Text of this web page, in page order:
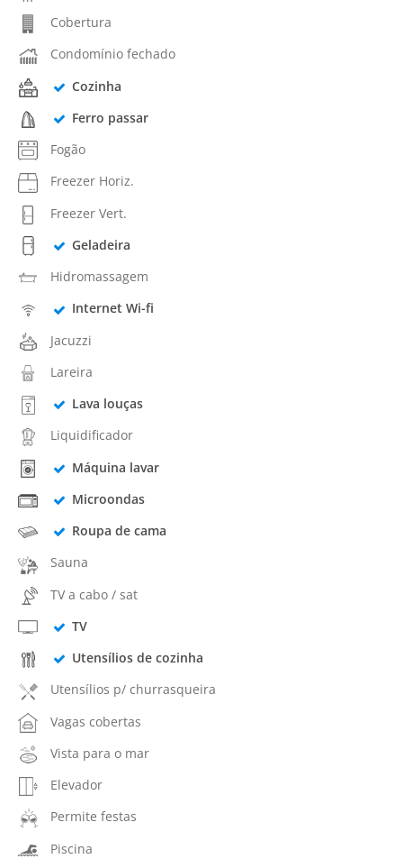
Cobertura
Condomínio fechado
Cozinha
Ferro passar
Fogão
Freezer Horiz.
Freezer Vert.
Geladeira
Hidromassagem
Internet Wi-fi
Jacuzzi
Lareira
Lava louças
Liquidificador
Máquina lavar
Microondas
Roupa de cama
Sauna
TV a cabo / sat
TV
Utensílios de cozinha
Utensílios p/ churrasqueira
Vagas cobertas
Vista para o mar
Elevador
Permite festas
Piscina